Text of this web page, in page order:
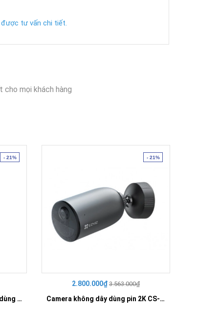
được tư vấn chi tiết.
cho mọi khách hàng
- 21%
Camera không dây quay quét dùng pin 4G 2K CS-EB8-R100-1K3FL4GA
- 21%
2.800.000₫ 3.563.000₫
Camera không dây dùng pin 2K CS-EB3-R100-2C3WFL